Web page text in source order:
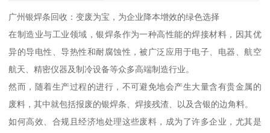
广州银焊条回收：变废为宝，为企业降本增效的绿色选择
在制造业与工业领域，银焊条作为一种高性能的焊接材料，因其优
异的导电性、导热性和耐腐蚀性，被广泛应用于电子、电器、航空
航天、精密仪器及制冷设备等众多高端制造行业。
然而，随着生产过程的进行，不可避免地会产生大量含有贵金属的
废料，其中就包括报废的银焊条、焊接残渣、以及含银的边角料。
如何高效、合规且经济地处理这些废料，成为了许多企业，尤其是